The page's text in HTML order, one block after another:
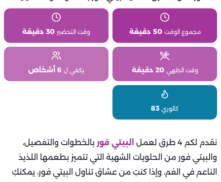
مجموع الوقت 50 دقيقة وقت التحضير 30 دقيقة
وقت الطهي 20 دقيقة يكفي ل 6 أشخاص
كالوري 83
نقدم لكم 4 طرق لعمل البيتي فور بالخطوات والتفصيل،
والبيتي فور من الحلويات الشهية التي تتميز بطعمها اللذيذ
الناعم في الفم، وإذا كنتِ من عشاق تناول البيتي فور، يمكنكِ